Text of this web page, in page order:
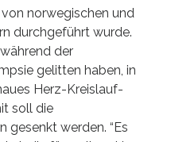
norwegischen und
durchgeführt wurde.
der
gelitten haben, in
Herz-Kreislauf-
soll die
gesenkt werden. “Es